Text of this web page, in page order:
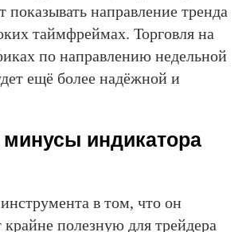
показывать направление тренда
таймфреймах. Торговля на
по направлению недельной
ещё более надёжной и
индикатора
в том, что он
крайне полезную для трейдера